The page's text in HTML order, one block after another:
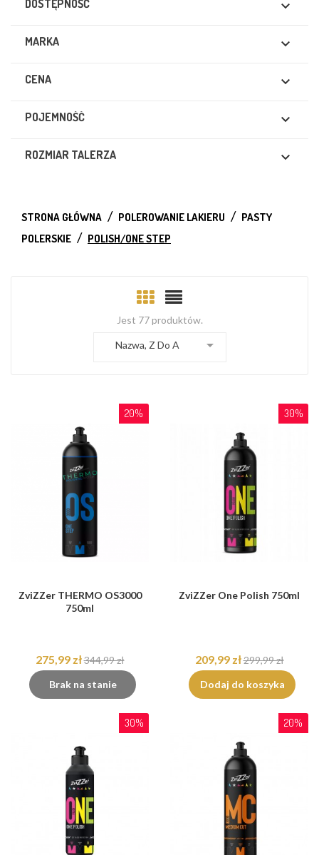
DOSTĘPNOŚĆ 
MARKA 
CENA 
POJEMNOŚĆ 
ROZMIAR TALERZA 
STRONA GŁÓWNA POLEROWANIE LAKIERU
PASTY
POLERSKIE
POLISH/ONE STEP
Jest 77 produktów.
Nazwa, Z Do A 
20%
ZviZZer THERMO OS3000
750ml
275,99 zł344,99 zł
Brak na stanie
30%
ZviZZer One Polish 750ml
209,99 zł299,99 zł
Dodaj do koszyka
30% 20%